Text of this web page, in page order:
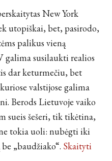
New York
utopiškai, bet, pasirodo,
palikus vieną
galima susilaukti realios
dar keturmečiu, bet
valstijose galima
Berods Lietuvoje vaiko
sueis šešeri, tik tikėtina,
tokia uoli: nubėgti iki
„baudžiako“. Skaityti